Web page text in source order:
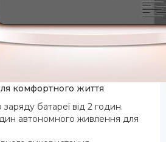
комфортного життя
батареї від 2 годин.
автономного живлення для